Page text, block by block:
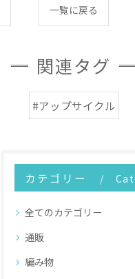
一覧に戻る
関連タグ
#アップサイクル
カテゴリー
全てのカテゴリー
通販
編み物